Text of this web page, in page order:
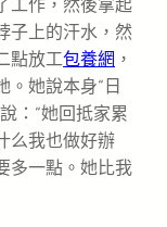
工作，然後拿起
子上的汗水，然
點放工包養網 ，
。她說本身“日
：“她回抵家累
么我也做好辦
多一點。她比我